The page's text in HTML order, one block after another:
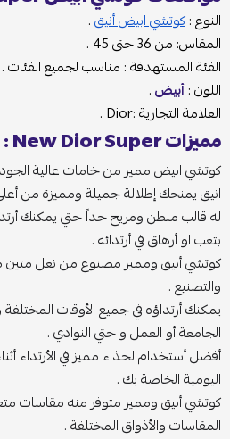
النوع :كوتشي ابيض أنيق.
المقاس: من 36 حتى 45 .
الفئة المستهدفة : مناسب لجميع الفئات .
اللون :أبيض.
العلامة التجارية :Dior .
مميزات New Dior Super :
كوتشي ابيض مميز من خامات عالية
انيق يمنحك إطلالة جميلة ومميزة من
له قالب مبطن ومريح جداً حتي يمكنك
بتعب او أرهاق في أرتدائه .
كوتشي أنيق ومميز مصنوع من نعل متين
والتصنيع .
يمكنك أرتداؤه في جميع الأوقات
الجامعة أو العمل و حتي النوادي .
أفضل أستخدام لحذاء مميز في الأرتداء
اليومية الخاصة بك .
كوتشي أنيق ومميز متوفر منه مقاسات
المقاسات والأذواق المختلفة .